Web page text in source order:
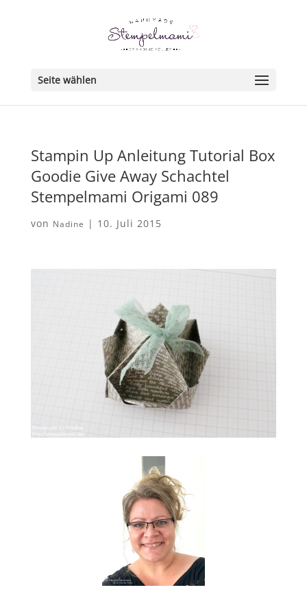
Seite wählen
Stampin Up Anleitung Tutorial Box
Goodie Give Away Schachtel
Stempelmami Origami 089
von Nadine | 10. Juli 2015